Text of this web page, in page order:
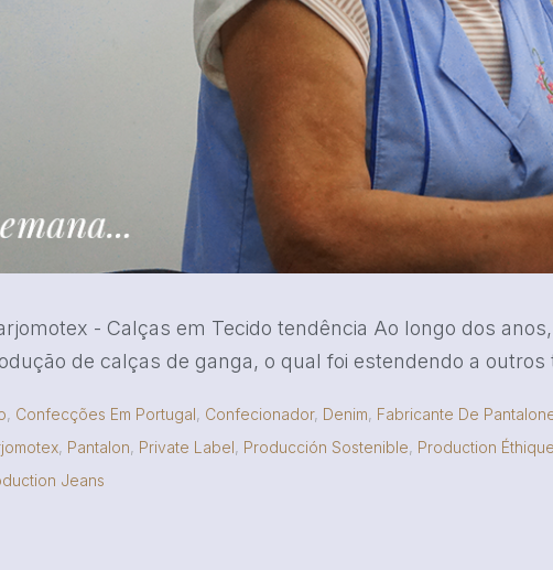
- Calças em Tecido tendência Ao longo dos
de calças de ganga, o qual foi estendendo a
, Confecções Em Portugal, Confecionador, Denim, Fabricante De
, Pantalon, Private Label, Producción Sostenible, Production Éthique
Jeans